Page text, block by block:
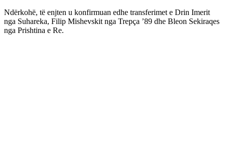
Ndërkohë, të enjten u konfirmuan edhe transferimet e Drin Imerit
nga Suhareka, Filip Mishevskit nga Trepça ’89 dhe Bleon Sekiraqes
nga Prishtina e Re.